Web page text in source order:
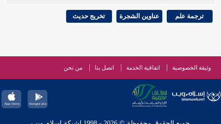
ترجمة علم عناوين الشجرة تخريج حديث
وثيقة الخصوصية اتفاقية الخدمة اتصل بنا من نحن